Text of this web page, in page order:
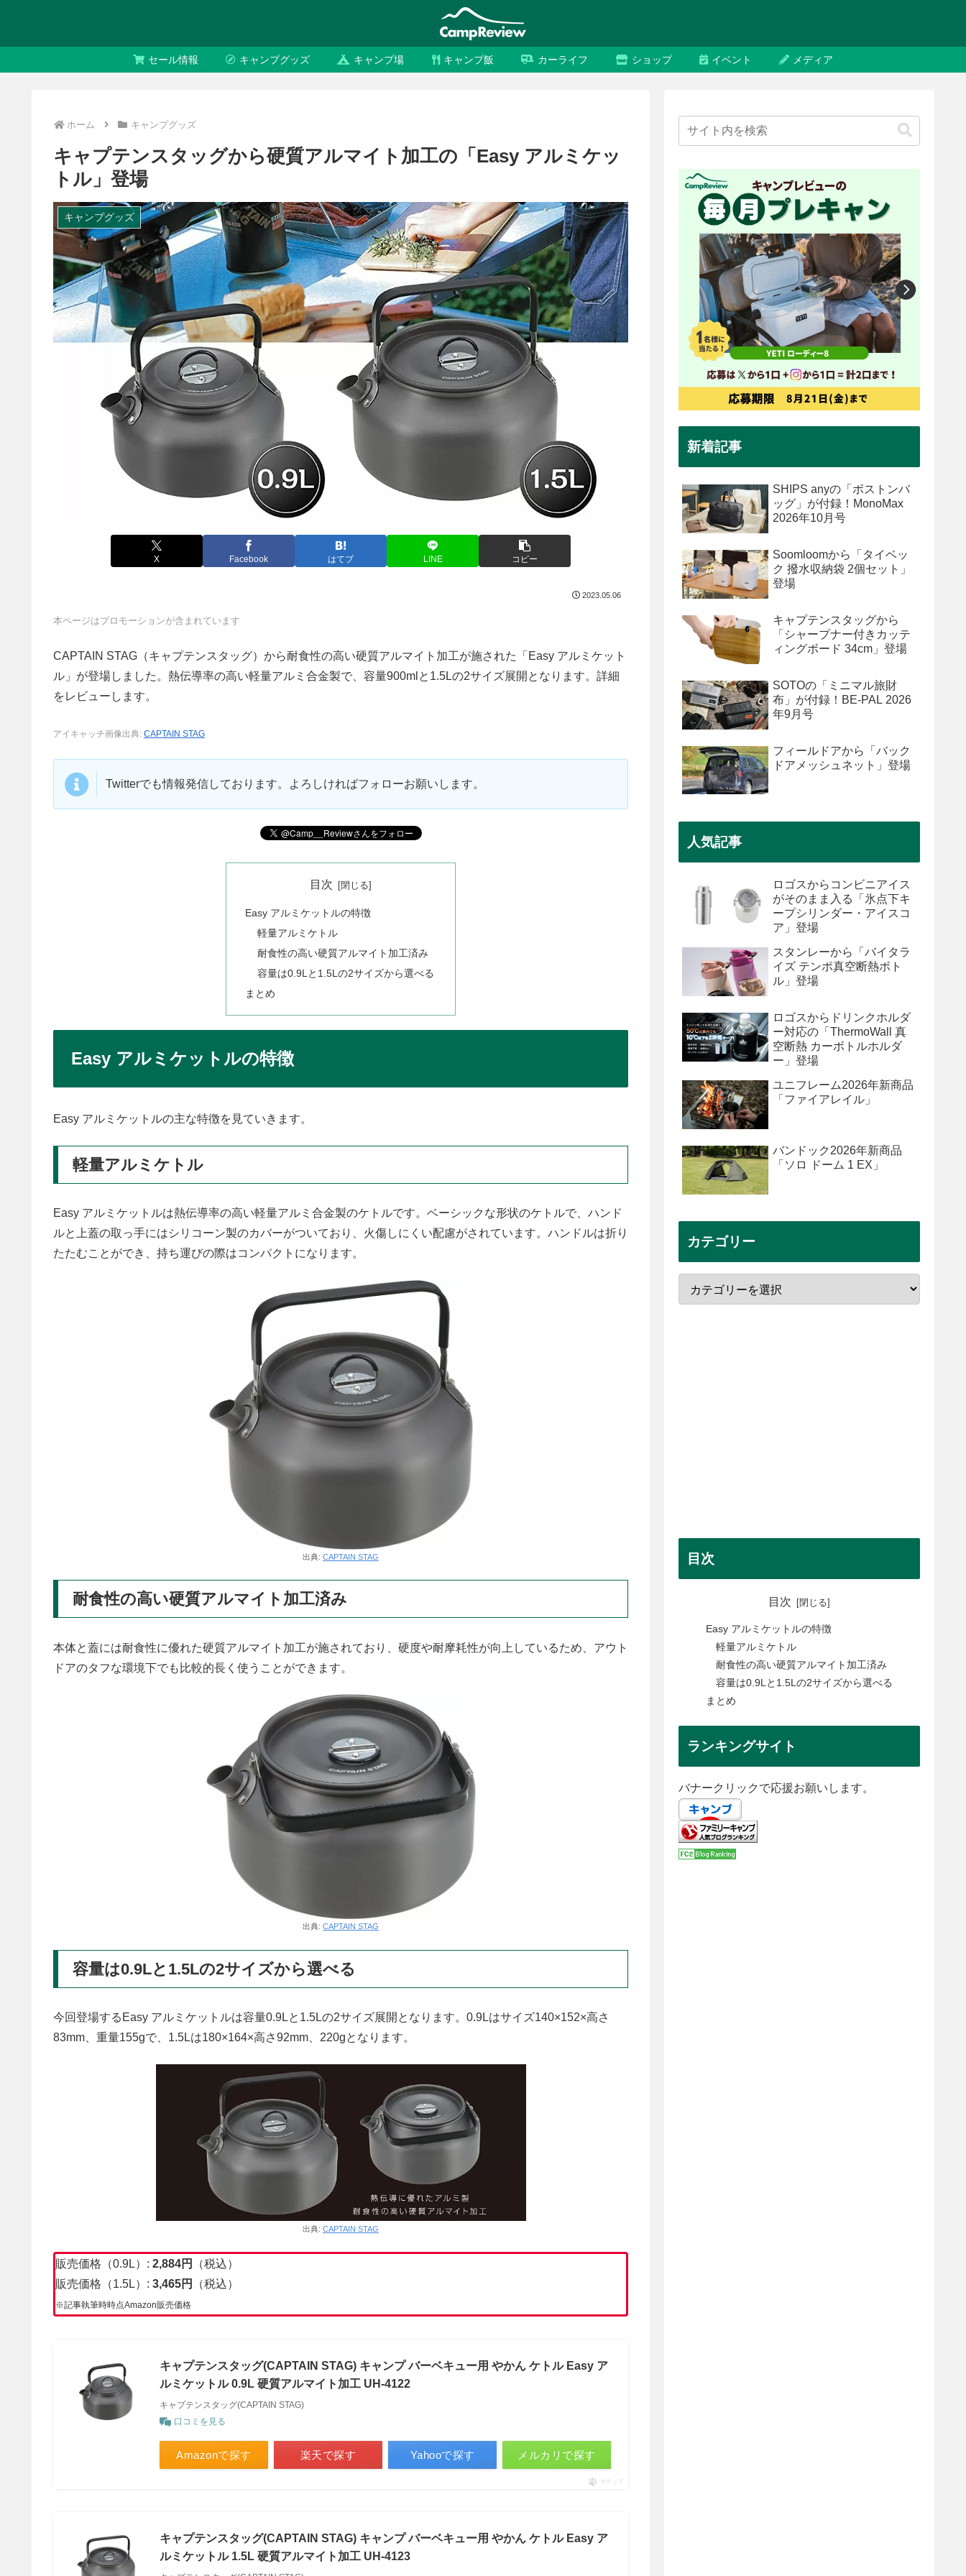
セール情報 キャンプグッズ キャンプ場 キャンプ飯 カーライフ ショップ イベント メディア
ホーム キャンプグッズ
キャプテンスタッグから硬質アルマイト加工の「Easy アルミケッ
トル」登場
キャンプグッズ
X Facebook はてブ LINE コピー
2023.05.06
本ページはプロモーションが含まれています
CAPTAIN STAG（キャプテンスタッグ）から耐食性の高い硬質アルマイト加工が施された「Easy アルミケット
ル」が登場しました。熱伝導率の高い軽量アルミ合金製で、容量900mlと1.5Lの2サイズ展開となります。詳細
をレビューします。
アイキャッチ画像出典: CAPTAIN STAG
Twitterでも情報発信しております。よろしければフォローお願いします。
目次
Easy アルミケットルの特徴
軽量アルミケトル
耐食性の高い硬質アルマイト加工済み
容量は0.9Lと1.5Lの2サイズから選べる
まとめ
Easy アルミケットルの特徴
Easy アルミケットルの主な特徴を見ていきます。
軽量アルミケトル
Easy アルミケットルは熱伝導率の高い軽量アルミ合金製のケトルです。ベーシックな形状のケトルで、ハンド
ルと上蓋の取っ手にはシリコーン製のカバーがついており、火傷しにくい配慮がされています。ハンドルは折り
たたむことができ、持ち運びの際はコンパクトになります。
出典: CAPTAIN STAG
耐食性の高い硬質アルマイト加工済み
本体と蓋には耐食性に優れた硬質アルマイト加工が施されており、硬度や耐摩耗性が向上しているため、アウト
ドアのタフな環境下でも比較的長く使うことができます。
出典: CAPTAIN STAG
容量は0.9Lと1.5Lの2サイズから選べる
今回登場するEasy アルミケットルは容量0.9Lと1.5Lの2サイズ展開となります。0.9Lはサイズ140×152×高さ
83mm、重量155gで、1.5Lは180×164×高さ92mm、220gとなります。
出典: CAPTAIN STAG
販売価格（0.9L）: 2,884円
（税込）
販売価格（1.5L）: 3,465円 （税込）
※記事執筆時時点Amazon販売価格
キャプテンスタッグ(CAPTAIN STAG) キャンプ バーベキュー用 やかん ケトル Easy ア
ルミケットル 0.9L 硬質アルマイト加工 UH-4122
キャプテンスタッグ(CAPTAIN STAG)
口コミを見る
Amazonで探す 楽天で探す Yahooで探す メルカリで探す
ポチップ
キャプテンスタッグ(CAPTAIN STAG) キャンプ バーベキュー用 やかん ケトル Easy ア
ルミケットル 1.5L 硬質アルマイト加工 UH-4123
新着記事
SHIPS anyの「ボストンバ
ッグ」が付録！MonoMax
2026年10月号
Soomloomから「タイベッ
ク 撥水収納袋 2個セット」
登場
キャプテンスタッグから
「シャープナー付きカッテ
ィングボード 34cm」登場
SOTOの「ミニマル旅財
布」が付録！BE-PAL 2026
年9月号
フィールドアから「バック
ドアメッシュネット」登場
人気記事
ロゴスからコンビニアイス
がそのまま入る「氷点下キ
ープシリンダー・アイスコ
ア」登場
スタンレーから「バイタラ
イズ テンポ真空断熱ボト
ル」登場
ロゴスからドリンクホルダ
ー対応の「ThermoWall 真
空断熱 カーボトルホルダ
ー」登場
ユニフレーム2026年新商品
「ファイアレイル」
バンドック2026年新商品
「ソロ ドーム 1 EX」
カテゴリー
目次
目次
Easy アルミケットルの特徴
軽量アルミケトル
耐食性の高い硬質アルマイト加工済み
容量は0.9Lと1.5Lの2サイズから選べる
まとめ
ランキングサイト
バナークリックで応援お願いします。